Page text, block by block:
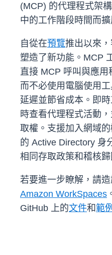
(MCP) 的代理程式架
中的工作階段時間而擴
自從在預覽推出以來
塑造了新功能。MCP
直接 MCP 呼叫與應用
而不必使用電腦使用
延遲並節省成本。即
時查看代理程式活動
取權。支援加入網域
的 Active Directory 身
相同存取政策和稽核
若要進一步瞭解，請造
Amazon WorkSpaces
GitHub 上的文件和範